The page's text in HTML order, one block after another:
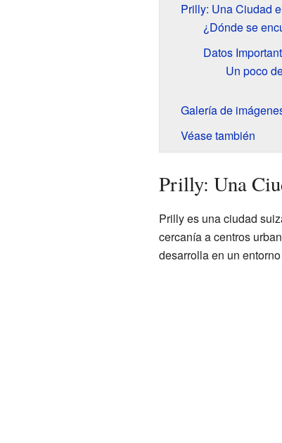
Prilly: Una Ciudad
¿Dónde se
Datos
Un poco
Galería de
Véase también
Prilly: Una
Prilly es una ciudad
cercanía a centros
desarrolla en un